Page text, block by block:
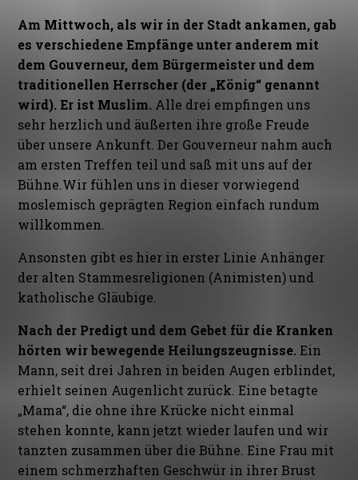
Am Mittwoch, als wir in der Stadt ankamen, gab
es verschiedene Empfänge unter anderem mit
dem Gouverneur, dem Bürgermeister und dem
traditionellen Herrscher (der „König“ genannt
wird). Er ist Muslim. Alle drei empfingen uns
sehr herzlich und äußerten ihre große Freude
über unsere Ankunft. Der Gouverneur nahm auch
am ersten Treffen teil und saß mit uns auf der
Bühne.Wir fühlen uns in dieser vorwiegend
moslemisch geprägten Region einfach rundum
willkommen.
Ansonsten gibt es hier in erster Linie Anhänger
der alten Stammesreligionen (Animisten) und
katholische Gläubige.
Nach der Predigt und dem Gebet für die Kranken
hörten wir bewegende Heilungszeugnisse.Ein
Mann, seit drei Jahren in beiden Augen erblindet,
erhielt seinen Augenlicht zurück. Eine betagte
„Mama“, die ohne ihre Krücke nicht einmal
stehen konnte, kann jetzt wieder laufen und wir
tanzten zusammen über die Bühne. Eine Frau mit
einem schmerzhaften Geschwür in ihrer Brust